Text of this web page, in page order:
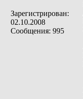
Зарегистрирован:
02.10.2008
Сообщения: 995